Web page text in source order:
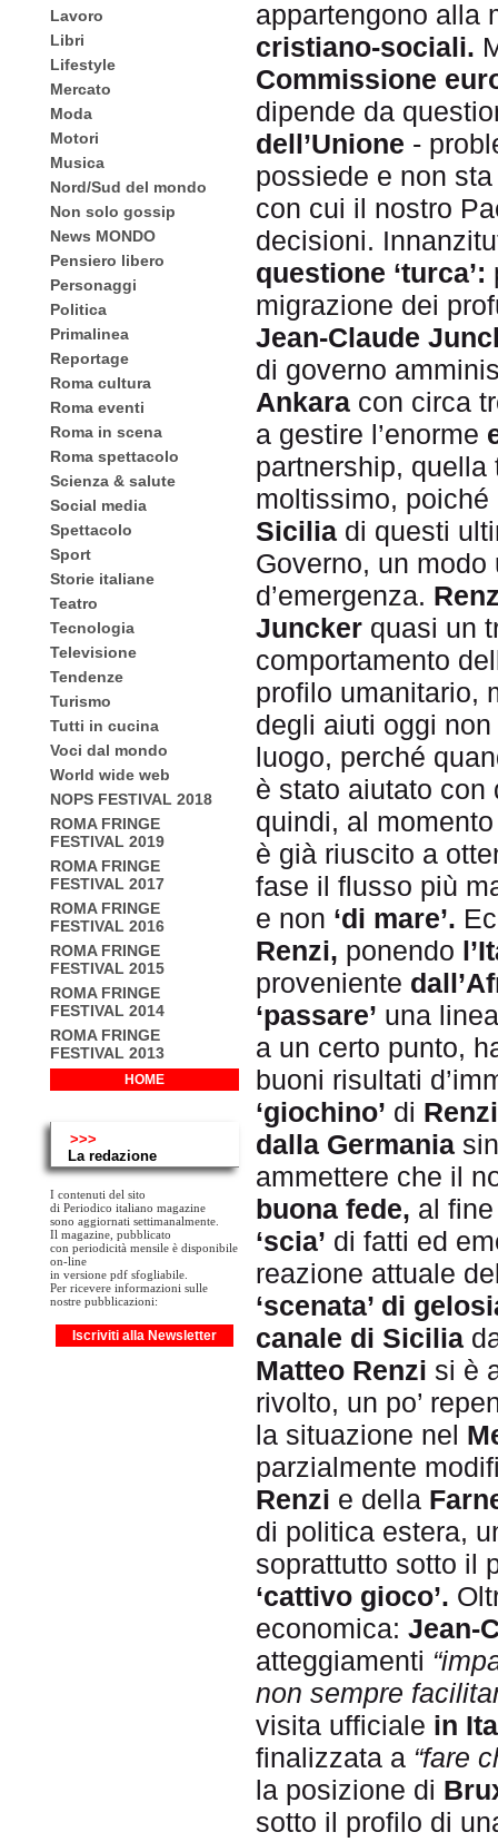
Lavoro
Libri
Lifestyle
Mercato
Moda
Motori
Musica
Nord/Sud del mondo
Non solo gossip
News MONDO
Pensiero libero
Personaggi
Politica
Primalinea
Reportage
Roma cultura
Roma eventi
Roma in scena
Roma spettacolo
Scienza & salute
Social media
Spettacolo
Sport
Storie italiane
Teatro
Tecnologia
Televisione
Tendenze
Turismo
Tutti in cucina
Voci dal mondo
World wide web
NOPS FESTIVAL 2018
ROMA FRINGE
FESTIVAL 2019
ROMA FRINGE
FESTIVAL 2017
ROMA FRINGE
FESTIVAL 2016
ROMA FRINGE
FESTIVAL 2015
ROMA FRINGE
FESTIVAL 2014
ROMA FRINGE
FESTIVAL 2013
HOME
>>>
La redazione
I contenuti del sito
di Periodico italiano magazine
sono aggiornati settimanalmente.
Il magazine, pubblicato
con periodicità mensile è disponibile
on-line
in versione pdf sfogliabile.
Per ricevere informazioni sulle
nostre pubblicazioni:
Iscriviti alla Newsletter
appartengono alla
cristiano-sociali.
Commissione
dipende da
dell’Unione -
possiede e non
con cui il nostro
decisioni.
questione ‘turca’:
migrazione dei
Jean-Claude
di governo
Ankara con circa
a gestire l’enorme
partnership,
moltissimo,
Sicilia di questi
Governo, un
d’emergenza.
Juncker quasi un
comportamento
profilo umanitario,
degli aiuti oggi
luogo, perché
è stato aiutato con
quindi, al
è già riuscito a
fase il flusso più
e non ‘di mare’.
Renzi, ponendo
proveniente
‘passare’ una
a un certo punto,
buoni risultati
‘giochino’ di
dalla Germania
ammettere che il
buona fede, al
‘scia’ di fatti ed
reazione attuale
‘scenata’ di
canale di Sicilia
Matteo Renzi si è
rivolto, un po’
la situazione nel
parzialmente
Renzi e della
di politica estera,
soprattutto sotto il
‘cattivo gioco’.
economica: Jean-
atteggiamenti
non sempre
visita ufficiale in
finalizzata a “fare
la posizione di
sotto il profilo di